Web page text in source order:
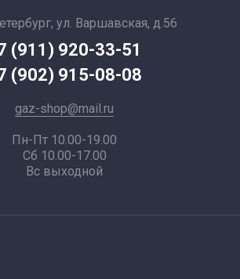
ул. Варшавская, д.56
(911) 920-33-51
(902) 915-08-08
gaz-shop@mail.ru
Пн-Пт 10.00-19.00
Сб 10.00-17.00
Вс выходной